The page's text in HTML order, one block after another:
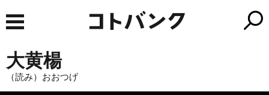
大黄楊
（読み）おおつげ